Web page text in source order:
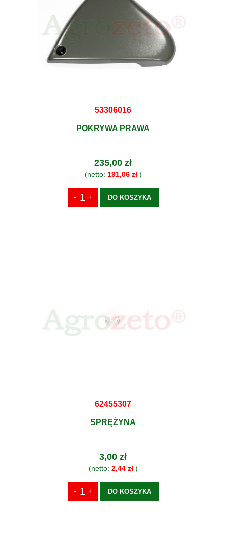
53306016
POKRYWA PRAWA
235,00 zł
(netto: 191,06 zł)
DO KOSZYKA
62455307
SPRĘŻYNA
3,00 zł
(netto: 2,44 zł)
DO KOSZYKA